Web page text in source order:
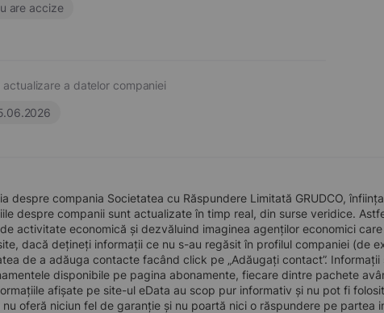
are accize
actualizare a datelor companiei
despre compania Societatea cu Răspundere Limitată GRUDCO,
despre companii sunt actualizate în timp real, din surse veridice.
activitate economică și dezvăluind imaginea agenților economici
dacă dețineți informații ce nu s-au regăsit în profilul companiei (de
de a adăuga contacte facând click pe „Adăugați contact”.
disponibile pe pagina abonamente, fiecare dintre pachete
afișate pe site-ul eData au scop pur informativ și nu pot fi
nu oferă niciun fel de garanție și nu poartă nici o răspundere pe